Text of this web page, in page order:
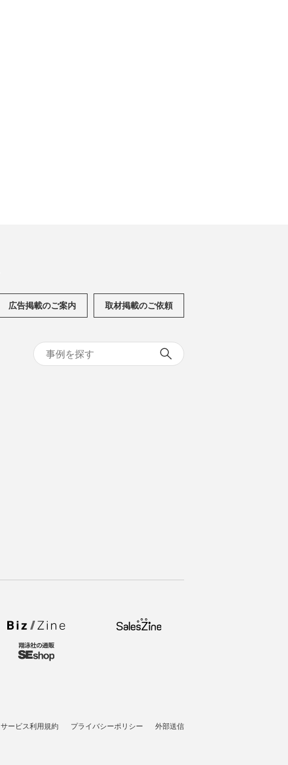
広告掲載のご案内 取材掲載のご依頼
サービス利用規約 プライバシーポリシー 外部送信